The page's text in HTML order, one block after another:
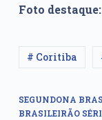
Foto
# Coritiba
SEGUNDONA
BRASILEIRÃO